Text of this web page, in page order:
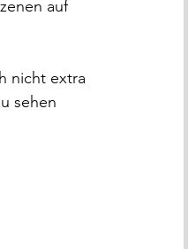
auf
nicht extra
sehen